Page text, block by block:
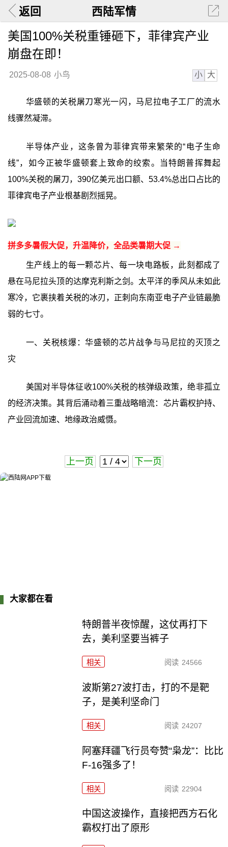
返回 西陆军情
美国100%关税重锤砸下，菲律宾产业
崩盘在即！
2025-08-08 小鸟 小 大
华盛顿的关税屠刀寒光一闪，马尼拉电子工厂的流水
线骤然凝滞。
半导体产业，这条曾为菲律宾带来繁荣的“电子生命
线”，如今正被华盛顿套上致命的绞索。当特朗普挥舞起
100%关税的屠刀，390亿美元出口额、53.4%总出口占比的
菲律宾电子产业根基剧烈摇晃。
拼多多暑假大促，升温降价，全品类暑期大促 →
生产线上的每一颗芯片、每一块电路板，此刻都成了
悬在马尼拉头顶的达摩克利斯之剑。太平洋的季风从未如此
寒冷，它裹挟着关税的冰刃，正刺向东南亚电子产业链最脆
弱的七寸。
一、关税核爆：华盛顿的芯片战争与马尼拉的灭顶之
灾
美国对半导体征收100%关税的核弹级政策，绝非孤立
的经济决策。其背后涌动着三重战略暗流：芯片霸权护持、
产业回流加速、地缘政治威慑。
上一页 下一页
大家都在看
特朗普半夜惊醒，这仗再打下
去，美利坚要当裤子
相关 阅读 24566
波斯第27波打击，打的不是靶
子，是美利坚命门
相关 阅读 24207
阿塞拜疆飞行员夸赞“枭龙”：比比
F-16强多了！
相关 阅读 22904
中国这波操作，直接把西方石化
霸权打出了原形